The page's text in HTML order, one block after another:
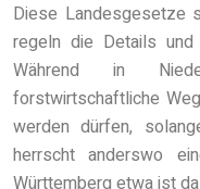
Diese Landesgesetze
regeln die Details und
Während in
forstwirtschaftliche
werden dürfen,
herrscht anderswo
Württemberg etwa ist